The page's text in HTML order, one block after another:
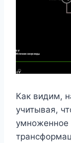
Как видим,
учитывая,
умноженное